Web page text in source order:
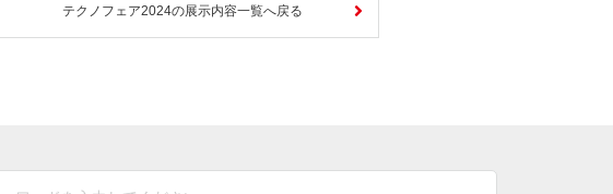
テクノフェア2024の展示内容一覧へ戻る